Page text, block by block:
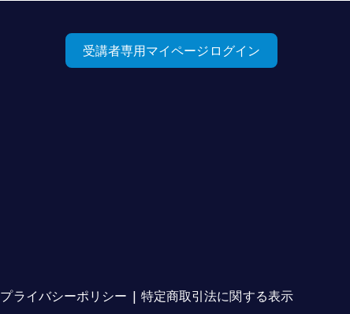
受講者専用マイページログイン
プライバシーポリシー | 特定商取引法に関する表示